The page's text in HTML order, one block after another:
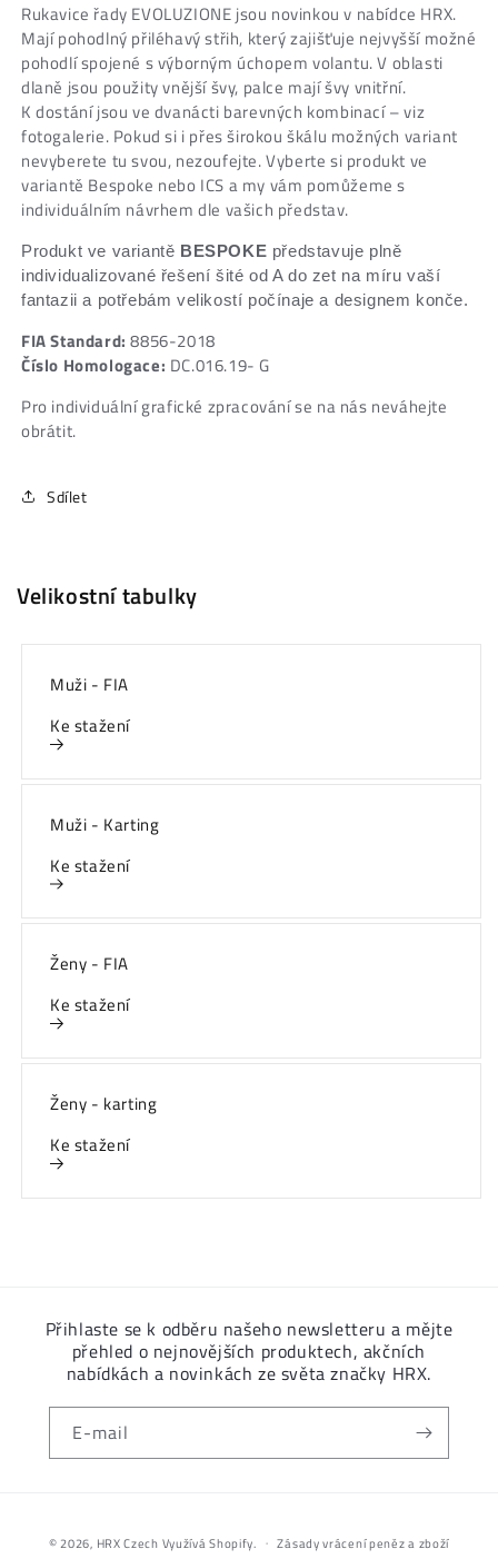
Rukavice řady EVOLUZIONE jsou novinkou v nabídce HRX.
Mají pohodlný přiléhavý střih, který zajišťuje nejvyšší možné
pohodlí spojené s výborným úchopem volantu. V oblasti
dlaně jsou použity vnější švy, palce mají švy vnitřní.
K dostání jsou ve dvanácti barevných kombinací – viz
fotogalerie. Pokud si i přes širokou škálu možných variant
nevyberete tu svou, nezoufejte. Vyberte si produkt ve
variantě Bespoke nebo ICS a my vám pomůžeme s
individuálním návrhem dle vašich představ.
Produkt ve variantě BESPOKE představuje plně
individualizované řešení šité od A do zet na míru vaší
fantazii a potřebám velikostí počínaje a designem konče.
FIA Standard: 8856-2018
Číslo Homologace: DC.016.19- G
Pro individuální grafické zpracování se na nás neváhejte
obrátit.
Sdílet
Velikostní tabulky
Muži - FIA
Ke stažení
Muži - Karting
Ke stažení
Ženy - FIA
Ke stažení
Ženy - karting
Ke stažení
Přihlaste se k odběru našeho newsletteru a mějte
přehled o nejnovějších produktech, akčních
nabídkách a novinkách ze světa značky HRX.
E-mail
metody
© 2026, HRX Czech Využívá Shopify. Zásady vrácení peněz a zboží